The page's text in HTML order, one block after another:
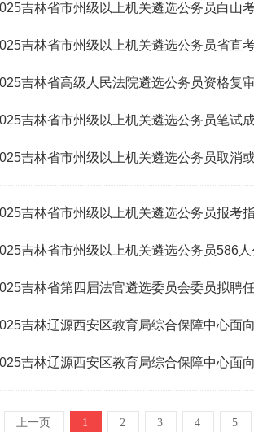
吉林省市州级以上机关遴选公务员白山
吉林省市州级以上机关遴选公务员省直
吉林省高级人民法院遴选公务员资格复
吉林省市州级以上机关遴选公务员笔试
吉林省市州级以上机关遴选公务员取消
吉林省市州级以上机关遴选公务员报考
吉林省市州级以上机关遴选公务员586
吉林省第四届法官遴选委员会委员拟聘
吉林辽源西安区教育局综合保障中心面向全区
吉林辽源西安区教育局综合保障中心面向全
上一页 1 2 3 4
5